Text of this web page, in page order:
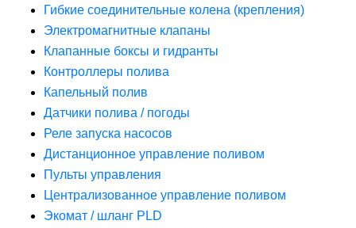
Гибкие соединительные колена (крепления)
Электромагнитные клапаны
Клапанные боксы и гидранты
Контроллеры полива
Капельный полив
Датчики полива / погоды
Реле запуска насосов
Дистанционное управление поливом
Пульты управления
Централизованное управление поливом
Экомат / шланг PLD